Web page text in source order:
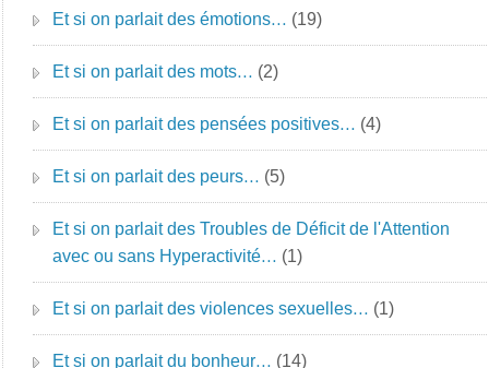
Et si on parlait des émotions… (19)
Et si on parlait des mots… (2)
Et si on parlait des pensées positives… (4)
Et si on parlait des peurs… (5)
Et si on parlait des Troubles de Déficit de l'Attention
avec ou sans Hyperactivité… (1)
Et si on parlait des violences sexuelles… (1)
Et si on parlait du bonheur… (14)